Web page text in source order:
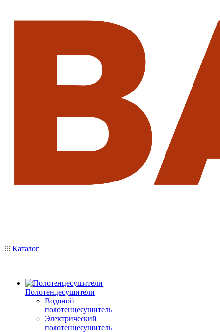
Каталог
Полотенцесушители
Водяной
полотенцесушитель
Электрический
полотенцесушитель